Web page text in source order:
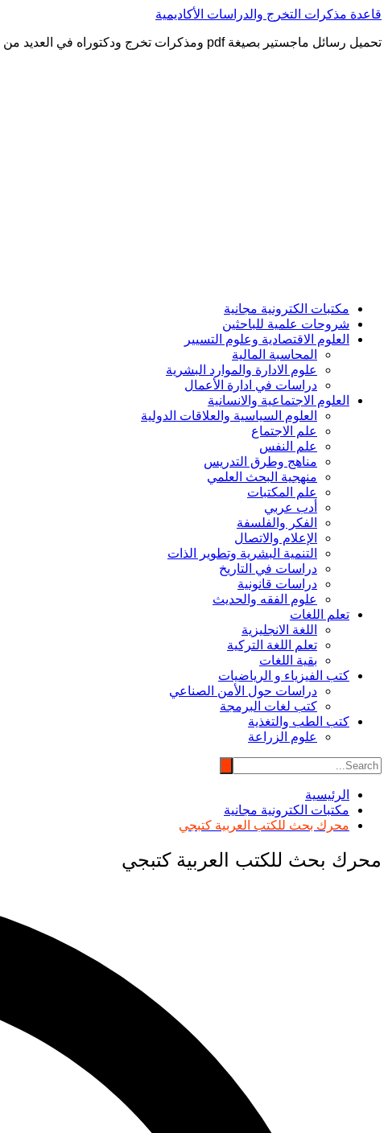
التجاوز
المحتوى
قاعدة مذكرات التخرج والدراسات الأكاديمية
تحميل رسائل ماجستير بصيغة pdf ومذكرات تخرج ودكتوراه في العديد من التخصصات العلمية
مكتبات الكترونية مجانية
شروحات علمية للباحثين
العلوم الاقتصادية وعلوم التسيير
المحاسبة المالية
علوم الادارة والموارد البشرية
دراسات في ادارة الأعمال
العلوم الاجتماعية والانسانية
العلوم السياسية والعلاقات الدولية
علم الاجتماع
علم النفس
مناهج وطرق التدريس
منهجية البحث العلمي
علم المكتبات
أدب عربي
الفكر والفلسفة
الإعلام والاتصال
التنمية البشرية وتطوير الذات
دراسات في التاريخ
دراسات قانونية
علوم الفقه والحديث
تعلم اللغات
اللغة الانجليزية
تعلم اللغة التركية
بقية اللغات
كتب الفيزياء و الرياضيات
دراسات حول الأمن الصناعي
كتب لغات البرمجة
كتب الطب والتغذية
علوم الزراعة
الرئيسية
مكتبات الكترونية مجانية
محرك بحث للكتب العربية كتبجي
محرك بحث للكتب العربية كتبجي